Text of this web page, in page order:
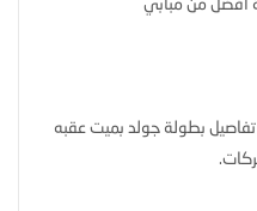
تفاصيل بطولة جولد بميت عقبه